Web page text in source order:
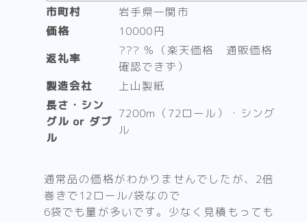
市町村
岩手県一関市
価格
10000円
返礼率
??? ％（楽天価格 通販価格
確認できず）
製造会社
上山製紙
長さ・シン
グル or ダブ
ル
7200m（72ロール）・シング
ル
通常品の価格がわかりませんでしたが、2倍
巻きで12ロール/袋なので
6袋でも量が多いです。少なく見積もっても